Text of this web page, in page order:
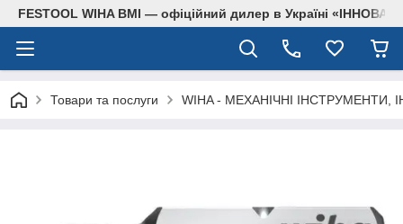
FESTOOL WIHA BMI — офіційний дилер в Україні
Товари та послуги WIHA - МЕХАНІЧНІ ІНСТРУМЕНТИ,